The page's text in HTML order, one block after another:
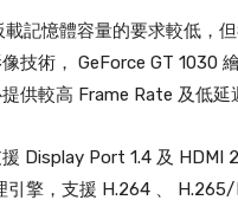
記憶體容量的要求較低，
技術， GeForce GT 1030
供較高 Frame Rate 及低延
Display Port 1.4 及 HDMI
擎，支援 H.264 、